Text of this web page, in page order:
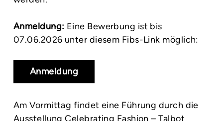
Anmeldung: Eine Bewerbung ist bis
07.06.2026 unter diesem Fibs-Link möglich:
Anmeldung
Am Vormittag findet eine Führung durch die
Ausstellung Celebrating Fashion – Talbot